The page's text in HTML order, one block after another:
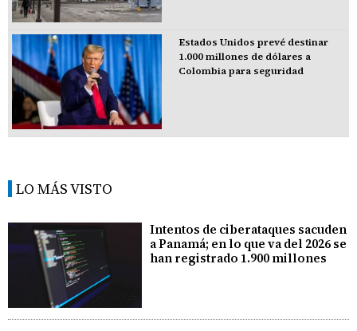
Estados Unidos prevé destinar
1.000 millones de dólares a
Colombia para seguridad
LO MÁS VISTO
Intentos de ciberataques sacuden
a Panamá; en lo que va del 2026 se
han registrado 1.900 millones